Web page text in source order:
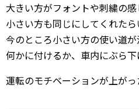
大きい方がフォントや刺繍の感
小さい方も同じにしてくれたら
今のところ小さい方の使い道
何かに付けるか、車内にぶら下
運転のモチベーションが上がっ